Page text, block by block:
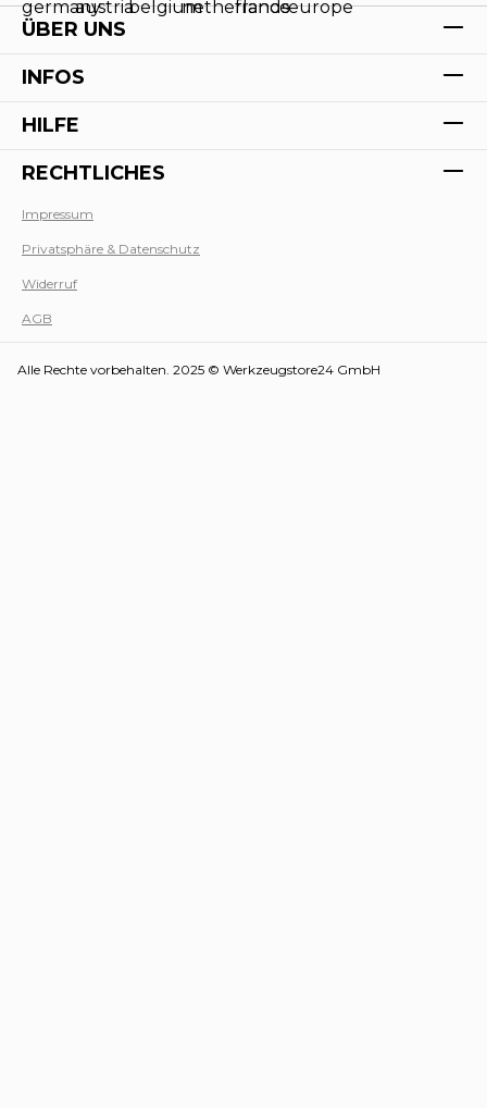
ÜBER UNS
INFOS
HILFE
RECHTLICHES
Impressum
Privatsphäre & Datenschutz
Widerruf
AGB
Alle Rechte vorbehalten. 2025 © Werkzeugstore24 GmbH